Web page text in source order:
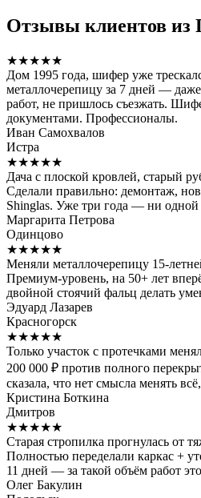
Отзывы клиентов из
★★★★★
Дом 1995 года, шифер уже
металлочерепицу за 7 дней —
работ, не пришлось съезжать.
документами. Профессионалы.
Иван Самохвалов
Истра
★★★★★
Дача с плоской кровлей, старый
Сделали правильно: демонтаж,
Shinglas. Уже три года — ни одной
Маргарита Петрова
Одинцово
★★★★★
Меняли металлочерепицу 15-
Премиум-уровень, на 50+ лет
двойной стоячий фальц делать
Эдуард Лазарев
Красногорск
★★★★★
Только участок с протечками
200 000 ₽ против полного
сказала, что нет смысла менять
Кристина Боткина
Дмитров
★★★★★
Старая стропилка прогнулась от
Полностью переделали каркас +
11 дней — за такой объём работ
Олег Бакулин